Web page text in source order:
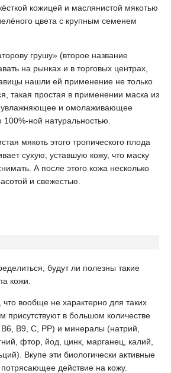
кожицей и маслянистой мякотью
цвета с крупным семенем
грушу» (второе название
на рынках и в торговых центрах,
нашли ей применение не только
такая простая в применении маска из
увлажняющее и омолаживающее
ной натуральностью.
мякоть этого тропического плода
сухую, уставшую кожу, что маску
А после этого кожа несколько
и свежестью.
будут ли полезны такие
кожи.
вообще не характерно для таких
присутствуют в большом количестве
В9, С, РР) и минералы (натрий,
фтор, йод, цинк, марганец, калий,
Вкупе эти биологически активные
действие на кожу.